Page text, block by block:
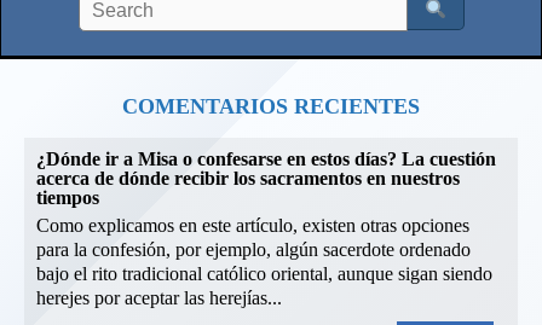
COMENTARIOS RECIENTES
¿Dónde ir a Misa o confesarse en estos días? La cuestión
acerca de dónde recibir los sacramentos en nuestros
tiempos
Como explicamos en este artículo, existen otras opciones
para la confesión, por ejemplo, algún sacerdote ordenado
bajo el rito tradicional católico oriental, aunque sigan siendo
herejes por aceptar las herejías...